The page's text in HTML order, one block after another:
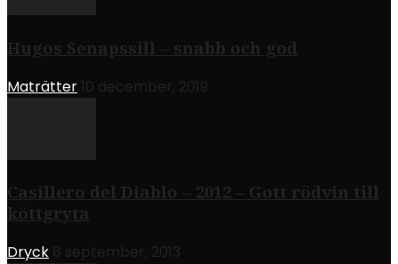
Hugos Senapssill – snabb och god
Maträtter 10 december, 2019
Casillero del Diablo – 2012 – Gott rödvin till
köttgryta
Dryck 8 september, 2013